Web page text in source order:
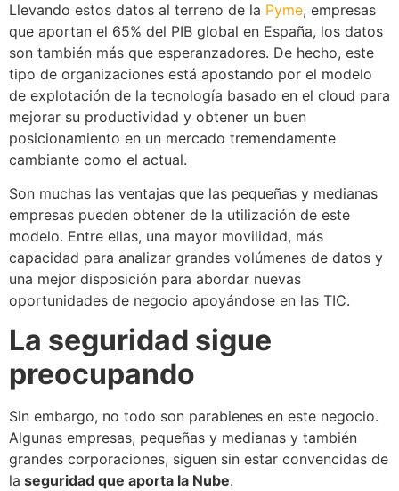
Llevando estos datos al terreno de la Pyme, empresas
que aportan el 65% del PIB global en España, los datos
son también más que esperanzadores. De hecho, este
tipo de organizaciones está apostando por el modelo
de explotación de la tecnología basado en el cloud para
mejorar su productividad y obtener un buen
posicionamiento en un mercado tremendamente
cambiante como el actual.
Son muchas las ventajas que las pequeñas y medianas
empresas pueden obtener de la utilización de este
modelo. Entre ellas, una mayor movilidad, más
capacidad para analizar grandes volúmenes de datos y
una mejor disposición para abordar nuevas
oportunidades de negocio apoyándose en las TIC.
La seguridad sigue
preocupando
Sin embargo, no todo son parabienes en este negocio.
Algunas empresas, pequeñas y medianas y también
grandes corporaciones, siguen sin estar convencidas de
la seguridad que aporta la Nube.